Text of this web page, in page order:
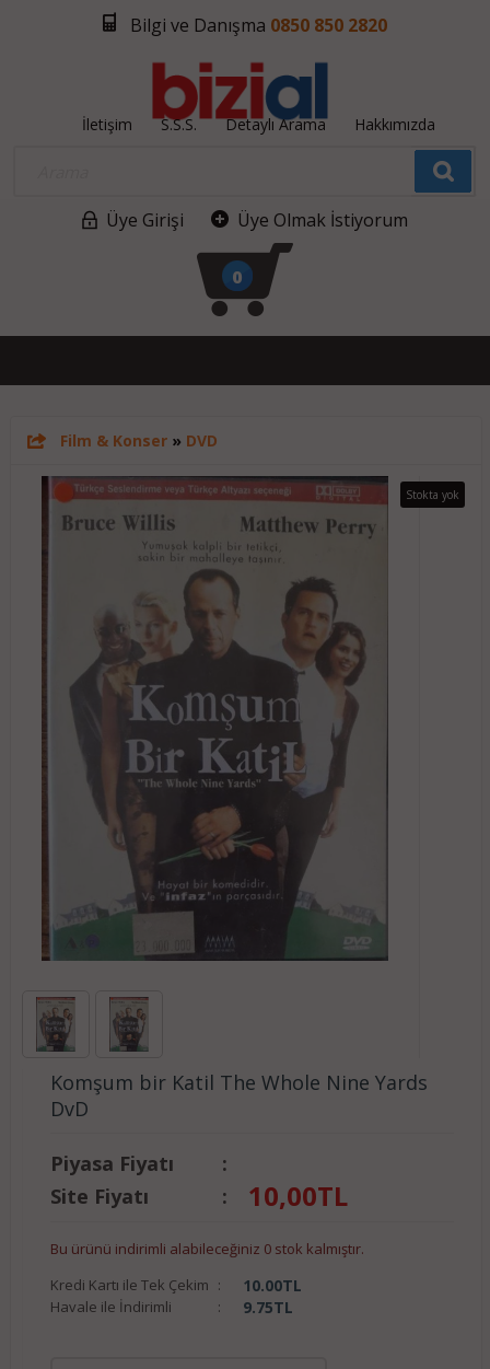
Bilgi ve Danışma 0850 850 2820
İletişim S.S.S. Detaylı Arama Hakkımızda
Üye Girişi Üye Olmak İstiyorum
0
Film & Konser» DVD
Stokta yok
Komşum bir Katil The Whole Nine Yards
DvD
Piyasa Fiyatı
:
Site Fiyatı
: 10,00TL
Bu ürünü indirimli alabileceğiniz 0 stok kalmıştır.
Kredi Kartı ile Tek Çekim : 10.00TL
Havale ile İndirimli : 9.75TL